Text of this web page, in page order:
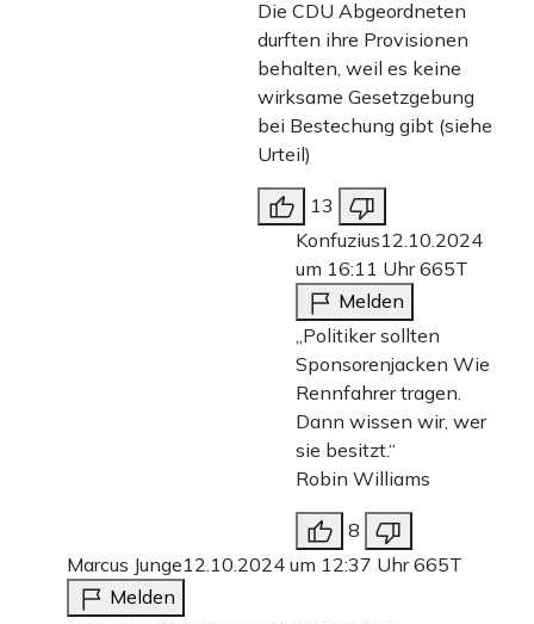
Die CDU Abgeordneten
durften ihre Provisionen
behalten, weil es keine
wirksame Gesetzgebung
bei Bestechung gibt (siehe
Urteil)
13
Konfuzius12.10.2024
um 16:11 Uhr665T
Melden
„Politiker sollten
Sponsorenjacken Wie
Rennfahrer tragen.
Dann wissen wir, wer
sie besitzt.“
Robin Williams
8
Marcus Junge12.10.2024 um 12:37 Uhr665T
Melden